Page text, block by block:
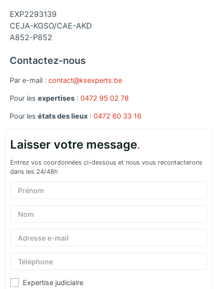
EXP2293139
CEJA-KGSO/CAE-AKD
A852-P852
Contactez-nous
Par e-mail : contact@ksexperts.be
Pour les expertises : 0472 95 02 78
Pour les états des lieux : 0472 60 33 16
Laisser votre message.
Entrez vos coordonnées ci-dessous et nous vous recontacterons
dans les 24/48h
Expertise judiciaire